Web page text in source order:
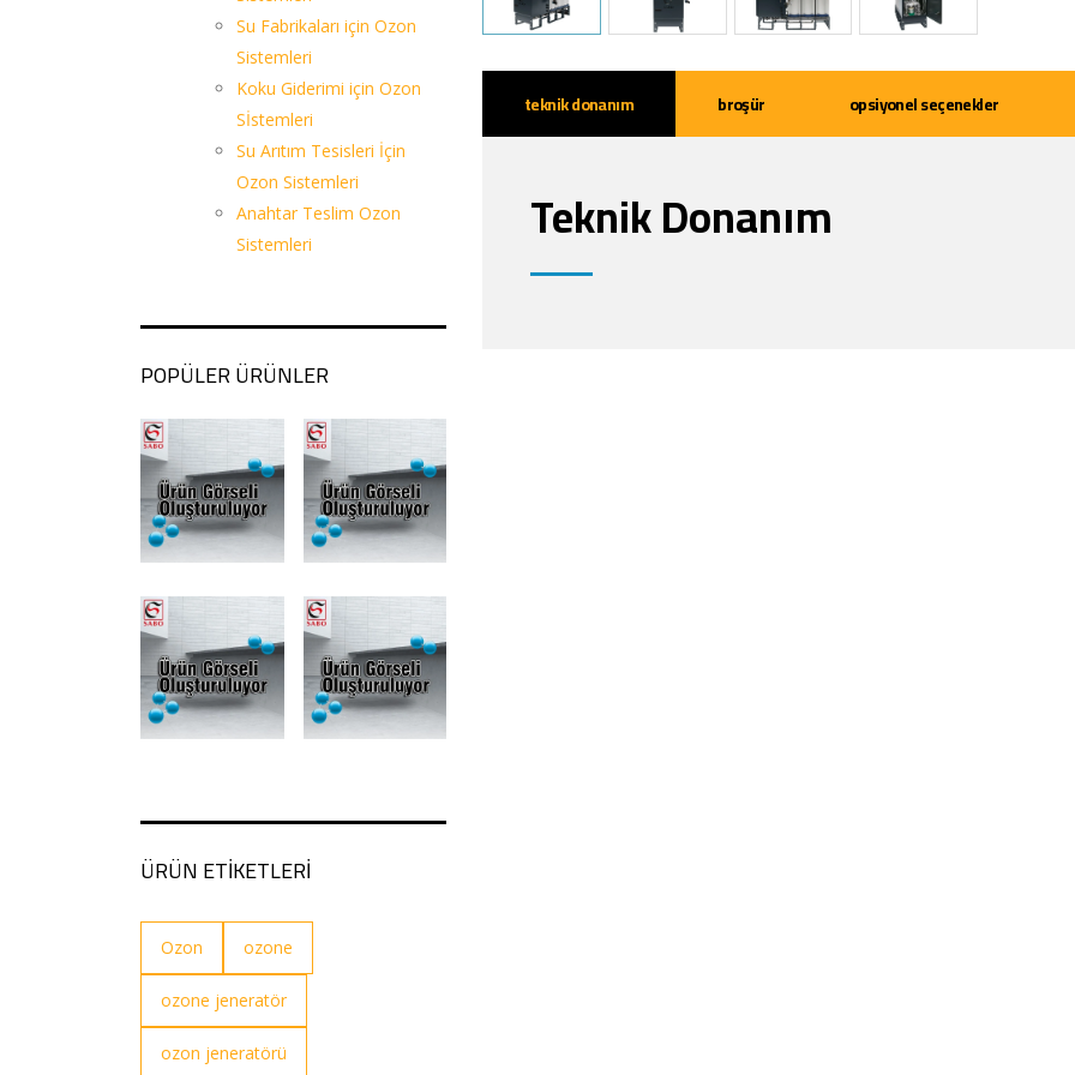
teknik donanım broşür opsiyonel seçenekler
Teknik Donanım
Su Fabrikaları için Ozon
Sistemleri
Koku Giderimi için Ozon
Sİstemleri
Su Arıtım Tesisleri İçin
Ozon Sistemleri
Anahtar Teslim Ozon
Sistemleri
POPÜLER ÜRÜNLER
ÜRÜN ETİKETLERİ
Ozon ozone
ozone jeneratör
ozon jeneratörü